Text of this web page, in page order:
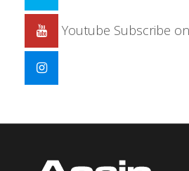
Youtube Subscribe